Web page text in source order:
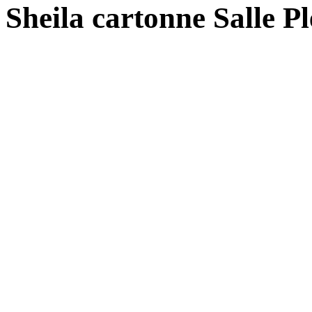
Sheila cartonne Salle